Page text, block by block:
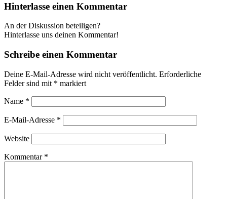
Hinterlasse einen Kommentar
An der Diskussion beteiligen?
Hinterlasse uns deinen Kommentar!
Schreibe einen Kommentar
Deine E-Mail-Adresse wird nicht veröffentlicht. Erforderliche
Felder sind mit * markiert
Name *
E-Mail-Adresse *
Website
Kommentar *